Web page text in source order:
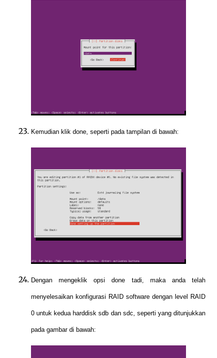
Kemudian klik done, seperti pada tampilan di bawah:
Dengan mengeklik opsi done tadi, maka anda telah
menyelesaikan konfigurasi RAID software dengan level RAID
0 untuk kedua harddisk sdb dan sdc, seperti yang ditunjukkan
pada gambar di bawah: